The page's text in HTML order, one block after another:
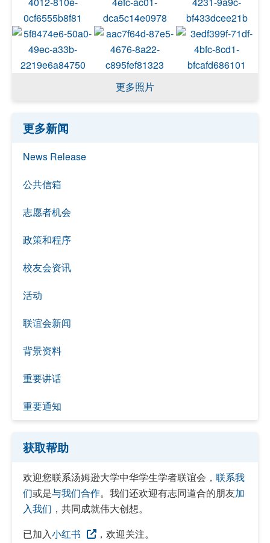
更多照片
更多新闻
News Release
公共信箱
志愿者机会
政策和程序
校友会资讯
活动
联谊会新闻
背景资料
重要讲话
重要通知
获取帮助
欢迎您联系汤姆逊大学中华学生学者联谊会， 联系我
们或是与我们合作。我们还欢迎有志同道合的朋友加
入我们 ，共同成就伟大创想。
已加入小红书 ，欢迎关注。